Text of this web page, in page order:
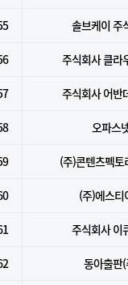
솔브케이 주
주식회사 클라
주식회사 어반
오파스
(주)콘텐츠펙토
(주)에스티
주식회사 이
동아출판